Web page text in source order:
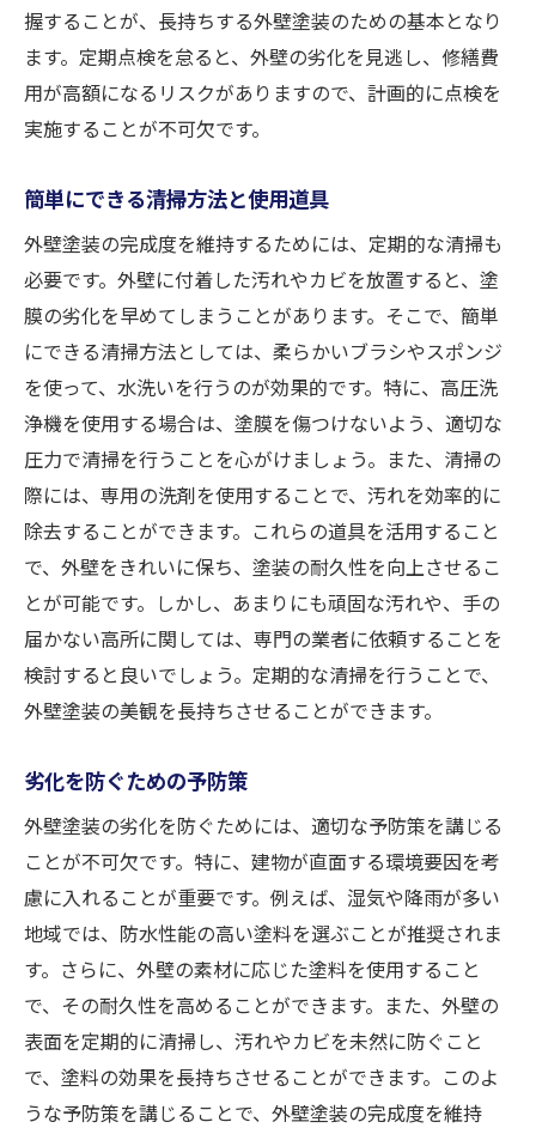
握することが、長持ちする外壁塗装のための基本となり
ます。定期点検を怠ると、外壁の劣化を見逃し、修繕費
用が高額になるリスクがありますので、計画的に点検を
実施することが不可欠です。
簡単にできる清掃方法と使用道具
外壁塗装の完成度を維持するためには、定期的な清掃も
必要です。外壁に付着した汚れやカビを放置すると、塗
膜の劣化を早めてしまうことがあります。そこで、簡単
にできる清掃方法としては、柔らかいブラシやスポンジ
を使って、水洗いを行うのが効果的です。特に、高圧洗
浄機を使用する場合は、塗膜を傷つけないよう、適切な
圧力で清掃を行うことを心がけましょう。また、清掃の
際には、専用の洗剤を使用することで、汚れを効率的に
除去することができます。これらの道具を活用すること
で、外壁をきれいに保ち、塗装の耐久性を向上させるこ
とが可能です。しかし、あまりにも頑固な汚れや、手の
届かない高所に関しては、専門の業者に依頼することを
検討すると良いでしょう。定期的な清掃を行うことで、
外壁塗装の美観を長持ちさせることができます。
劣化を防ぐための予防策
外壁塗装の劣化を防ぐためには、適切な予防策を講じる
ことが不可欠です。特に、建物が直面する環境要因を考
慮に入れることが重要です。例えば、湿気や降雨が多い
地域では、防水性能の高い塗料を選ぶことが推奨されま
す。さらに、外壁の素材に応じた塗料を使用すること
で、その耐久性を高めることができます。また、外壁の
表面を定期的に清掃し、汚れやカビを未然に防ぐこと
で、塗料の効果を長持ちさせることができます。このよ
うな予防策を講じることで、外壁塗装の完成度を維持